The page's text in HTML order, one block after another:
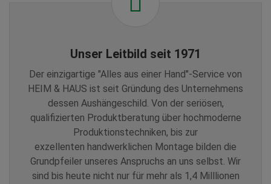
Unser Leitbild seit 1971
Der einzigartige "Alles aus einer Hand"-Service von
HEIM & HAUS ist seit Gründung des Unternehmens
dessen Aushängeschild. Von der seriösen,
qualifizierten Produktberatung über hochmoderne
Produktionstechniken, bis zur
exzellenten handwerklichen Montage bilden die
Grundpfeiler unseres Anspruchs an uns selbst. Wir
sind bis heute nicht nur für mehr als 1,4 Milllionen